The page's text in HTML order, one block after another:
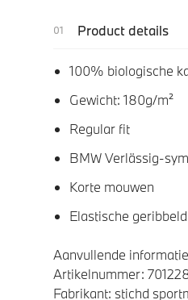
Product details
100% biologische
Gewicht: 180g/m²
Regular fit
BMW Verlässig-
Korte mouwen
Elastische
Aanvullende informatie
Artikelnummer:
Fabrikant: stichd